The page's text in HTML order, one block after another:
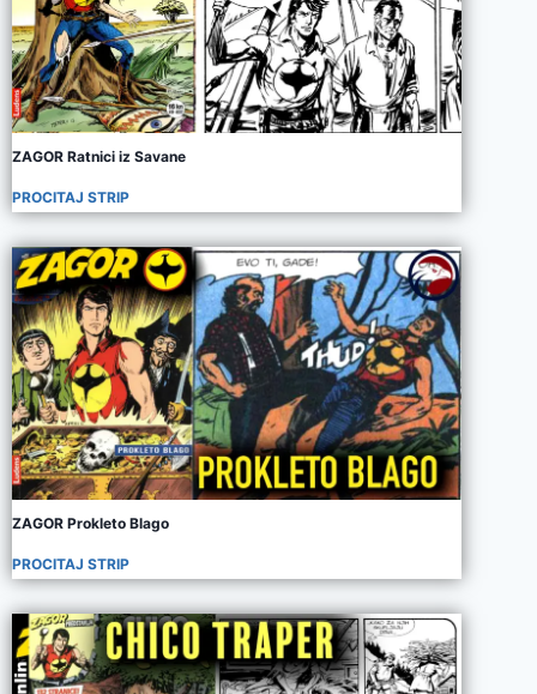
ZAGOR Ratnici iz Savane
PROCITAJ STRIP
ZAGOR Prokleto Blago
PROCITAJ STRIP